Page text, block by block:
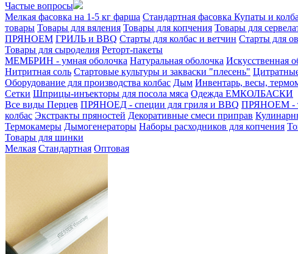
Частые вопросы
Мелкая фасовка на 1-5 кг фарша Стандартная фасовка Купаты и
товары Товары для вяления Товары для копчения Товары для
ПРЯНОЕМ ГРИЛЬ и BBQ Старты для колбас и ветчин Старты для
Товары для сыроделия Реторт-пакеты
МЕМБРИН - умная оболочка Натуральная оболочка Искусственная
Нитритная соль Стартовые культуры и закваски "плесень"
Оборудование для производства колбас Дым Инвентарь, весы,
Сетки Шприцы-инъекторы для посола мяса Одежда ЕМКОЛБАСКИ
Все виды Перцев ПРЯНОЕД - специи для гриля и BBQ ПРЯНОЕМ -
колбас Экстракты пряностей Декоративные смеси приправ
Термокамеры Дымогенераторы Наборы расходников для копчения
Товары для шинки
Мелкая Стандартная Оптовая